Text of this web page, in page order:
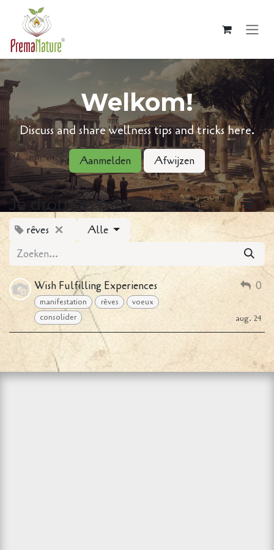
Overslaan naar inhoud
Welkom!
Discuss and share wellness tips and tricks here.
Aanmelden Afwijzen
Je dromen manifesteren
rêves Alle
Wish Fulfilling Experiences
manifestation rêves
voeux
consolider
0
aug. 24